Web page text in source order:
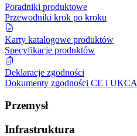
Poradniki produktowe
Przewodniki krok po kroku
Karty katalogowe produktów
Specyfikacje produktów
Deklaracje zgodności
Dokumenty zgodności CE i UKCA
Przemysł
Infrastruktura